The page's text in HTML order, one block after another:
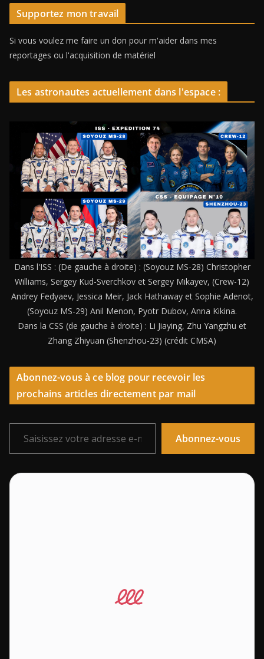
Supportez mon travail
Si vous voulez me faire un don pour m'aider dans mes
reportages ou l'acquisition de matériel
Les astronautes actuellement dans l'espace :
Dans l'ISS : (De gauche à droite) : (Soyouz MS-28) Christopher
Williams, Sergey Kud-Sverchkov et Sergey Mikayev, (Crew-12)
Andrey Fedyaev, Jessica Meir, Jack Hathaway et Sophie Adenot,
(Soyouz MS-29) Anil Menon, Pyotr Dubov, Anna Kikina.
Dans la CSS (de gauche à droite) : Li Jiaying, Zhu Yangzhu et
Zhang Zhiyuan (Shenzhou-23) (crédit CMSA)
Abonnez-vous à ce blog pour recevoir les
prochains articles directement par mail
Saisissez votre adresse e-mail…
Abonnez-vous